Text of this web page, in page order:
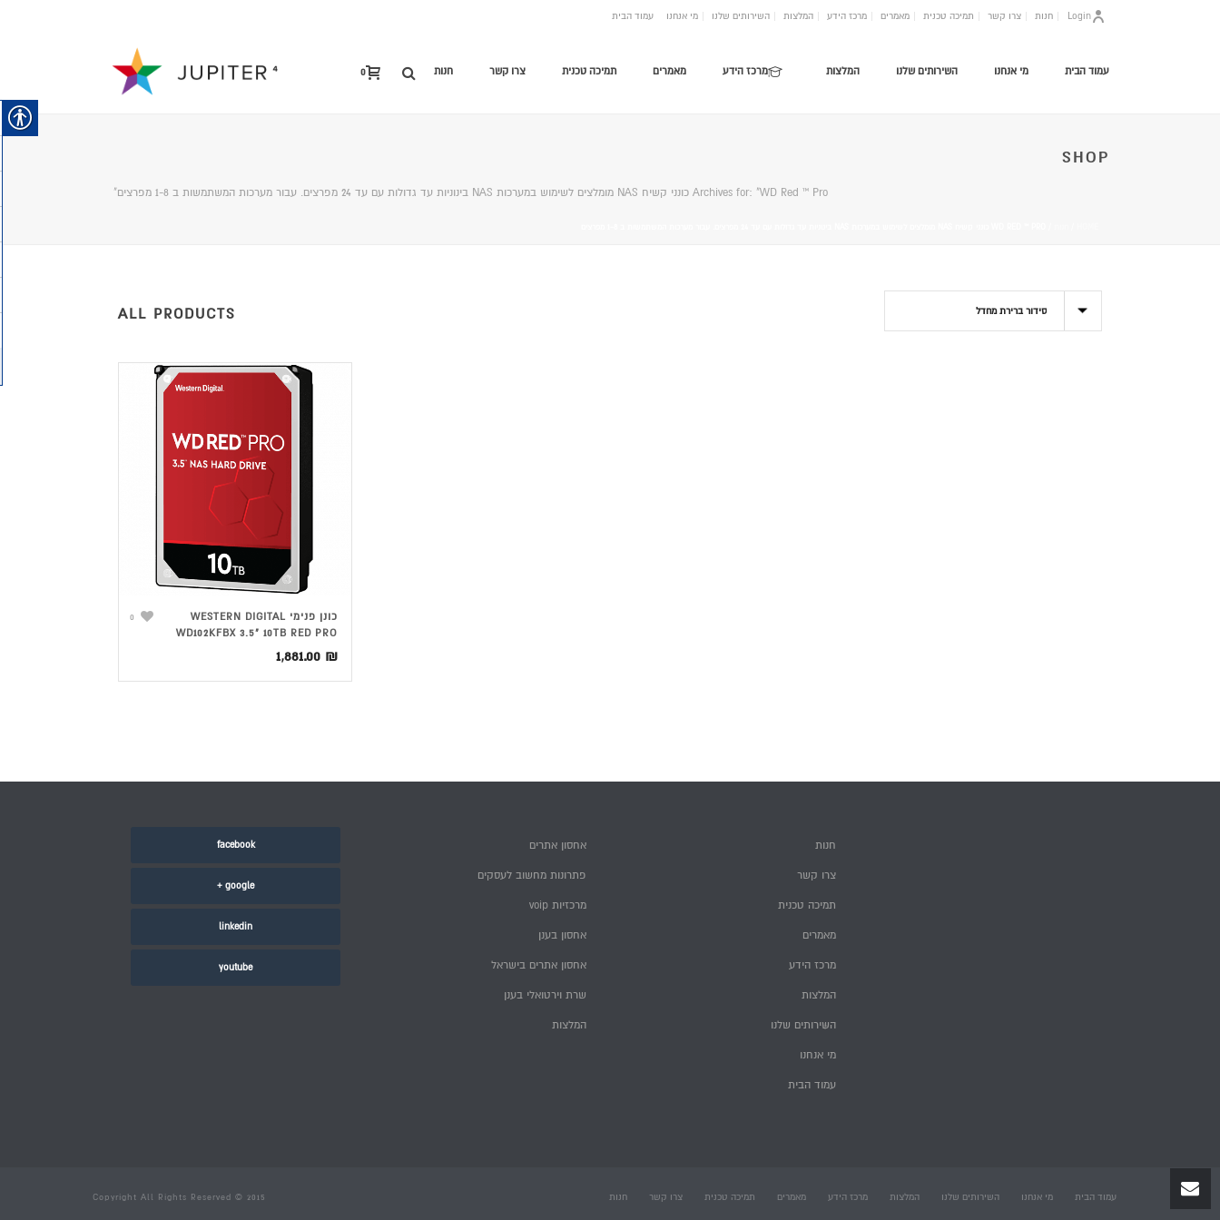
חנות צרו קשר תמיכה טכנית מאמרים מרכז הידע המלצות השירותים שלנו מי אנחנו עמוד הבית Login
חנות צרו קשר תמיכה טכנית מאמרים מרכז הידע המלצות השירותים שלנו מי אנחנו עמוד הבית 0
SHOP
Archives for: "WD Red ™ Pro כונני קשיח NAS מומלצים לשימוש במערכות NAS בינוניות עד גדולות עם עד 24 מפרצים. עבור מערכות המשתמשות ב 1-8 מפרצים"
ALL PRODUCTS
0
כונן פנימי WESTERN DIGITAL
WD102KFBX 3.5" 10TB RED PRO
1,881.00 ₪
facebook
google +
linkedin
youtube
אחסון אתרים
פתרונות מחשוב לעסקים
מרכזיות voip
אחסון בענן
אחסון אתרים בישראל
שרת וירטואלי בענן
המלצות
חנות
צרו קשר
תמיכה טכנית
מאמרים
מרכז הידע
המלצות
השירותים שלנו
מי אנחנו
עמוד הבית
Copyright All Rights Reserved © 2015 חנות צרו קשר תמיכה טכנית מאמרים מרכז הידע המלצות השירותים שלנו מי אנחנו עמוד הבית